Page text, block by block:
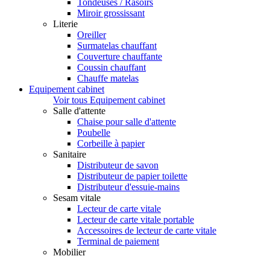
Tondeuses / Rasoirs
Miroir grossissant
Literie
Oreiller
Surmatelas chauffant
Couverture chauffante
Coussin chauffant
Chauffe matelas
Equipement cabinet
Voir tous Equipement cabinet
Salle d'attente
Chaise pour salle d'attente
Poubelle
Corbeille à papier
Sanitaire
Distributeur de savon
Distributeur de papier toilette
Distributeur d'essuie-mains
Sesam vitale
Lecteur de carte vitale
Lecteur de carte vitale portable
Accessoires de lecteur de carte vitale
Terminal de paiement
Mobilier